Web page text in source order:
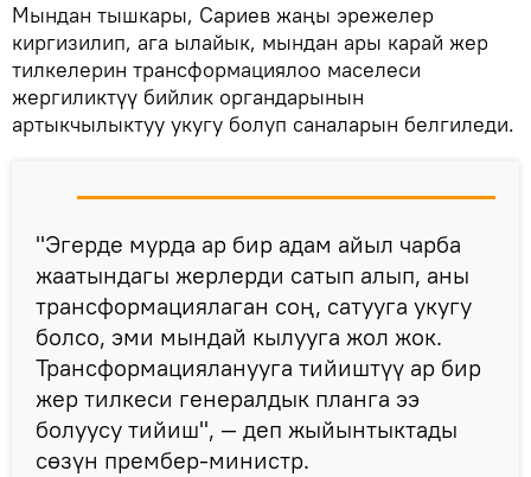
Мындан тышкары, Сариев жаңы эрежелер
киргизилип, ага ылайык, мындан ары карай жер
тилкелерин трансформациялоо маселеси
жергиликтүү бийлик органдарынын
артыкчылыктуу укугу болуп саналарын белгиледи.
"Эгерде мурда ар бир адам айыл чарба
жаатындагы жерлерди сатып алып, аны
трансформациялаган соң, сатууга укугу
болсо, эми мындай кылууга жол жок.
Трансформацияланууга тийиштүү ар бир
жер тилкеси генералдык планга ээ
болуусу тийиш", — деп жыйынтыктады
сөзүн прембер-министр.